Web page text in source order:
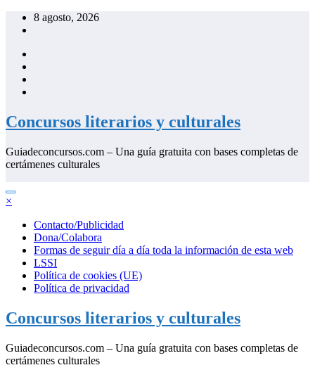
Saltar
8 agosto, 2026
Concursos literarios y culturales
Guiadeconcursos.com – Una guía gratuita con bases completas de
certámenes culturales
×
Contacto/Publicidad
Dona/Colabora
Formas de seguir día a día toda la información de esta web
LSSI
Política de cookies (UE)
Política de privacidad
Concursos literarios y culturales
Guiadeconcursos.com – Una guía gratuita con bases completas de
certámenes culturales